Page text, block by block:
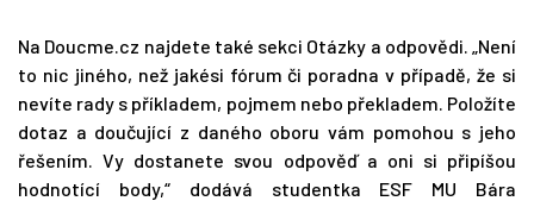
Na Doucme.cz najdete také sekci Otázky a odpovědi. „Není
to nic jiného, než jakési fórum či poradna v případě, že si
nevíte rady s příkladem, pojmem nebo překladem. Položíte
dotaz a doučující z daného oboru vám pomohou s jeho
řešením. Vy dostanete svou odpověď a oni si připíšou
hodnotící body,“ dodává studentka ESF MU Bára